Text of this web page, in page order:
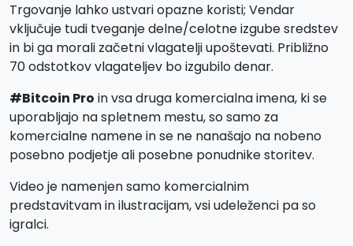
Trgovanje lahko ustvari opazne koristi; Vendar
vključuje tudi tveganje delne/celotne izgube sredstev
in bi ga morali začetni vlagatelji upoštevati. Približno
70 odstotkov vlagateljev bo izgubilo denar.
#Bitcoin Pro in vsa druga komercialna imena, ki se
uporabljajo na spletnem mestu, so samo za
komercialne namene in se ne nanašajo na nobeno
posebno podjetje ali posebne ponudnike storitev.
Video je namenjen samo komercialnim
predstavitvam in ilustracijam, vsi udeleženci pa so
igralci.